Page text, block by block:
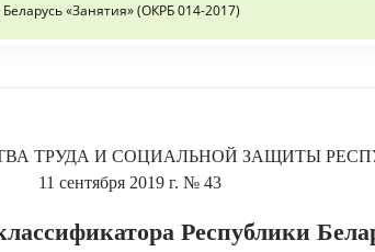
«Занятия» (ОКРБ 014-2017)
ТРУДА И СОЦИАЛЬНОЙ ЗАЩИТЫ
11 сентября 2019 г. № 43
Республики